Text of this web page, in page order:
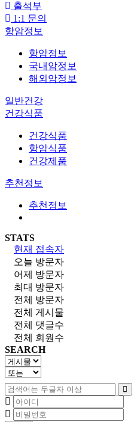
출석부
1:1 문의
항암정보
항암정보
국내암정보
해외암정보
일반건강
건강식품
건강식품
항암식품
건강제품
추천정보
추천정보
STATS
현재 접속자
오늘 방문자
어제 방문자
최대 방문자
전체 방문자
전체 게시물
전체 댓글수
전체 회원수
SEARCH